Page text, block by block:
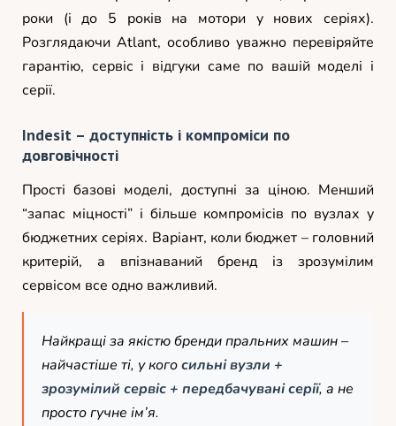
роки (і до 5 років на мотори у нових серіях).
Розглядаючи Atlant, особливо уважно перевіряйте
гарантію, сервіс і відгуки саме по вашій моделі і
серії.
Indesit – доступність і компроміси по
довговічності
Прості базові моделі, доступні за ціною. Менший
“запас міцності” і більше компромісів по вузлах у
бюджетних серіях. Варіант, коли бюджет – головний
критерій, а впізнаваний бренд із зрозумілим
сервісом все одно важливий.
Найкращі за якістю бренди пральних машин –
найчастіше ті, у когосильні вузли +
зрозумілий сервіс + передбачувані серії, а не
просто гучне ім’я.